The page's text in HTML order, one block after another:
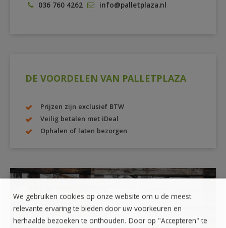
036 760 4262 info@palletplaza.nl
DE VOORDELEN VAN PALLETPLAZA
Prijzen zijn exclusief BTW
Veilig betalen met iDeal
Ophalen of laten bezorgen
ZELF OPHALEN?
UW KUNT OOK ZELF OPHALEN BIJ
We gebruiken cookies op onze website om u de meest
relevante ervaring te bieden door uw voorkeuren en
herhaalde bezoeken te onthouden. Door op "Accepteren" te